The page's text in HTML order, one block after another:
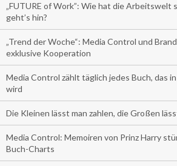
„FUTURE of Work”: Wie hat die Arbeitswelt
geht’s hin?
„Trend der Woche“: Media Control und
exklusive Kooperation
Media Control zählt täglich jedes Buch, das
wird
Die Kleinen lässt man zahlen, die Großen
Media Control: Memoiren von Prinz Harry
Buch-Charts